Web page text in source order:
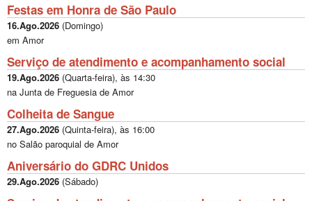
Festas em Honra de São Paulo
16.Ago.2026 (Domingo)
em Amor
Serviço de atendimento e acompanhamento social
19.Ago.2026 (Quarta-feira), às 14:30
na Junta de Freguesia de Amor
Colheita de Sangue
27.Ago.2026 (Quinta-feira), às 16:00
no Salão paroquial de Amor
Aniversário do GDRC Unidos
29.Ago.2026 (Sábado)